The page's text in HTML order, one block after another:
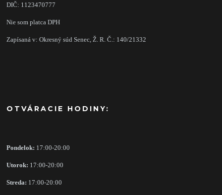
DIČ: 1123470777
Nie som platca DPH
Zapísaná v: Okresný súd Senec, Ž. R. Č.: 140/21332
OTVÁRACIE HODINY:
Pondelok: 17:00-20:00
Utorok: 17:00-20:00
Streda: 17:00-20:00